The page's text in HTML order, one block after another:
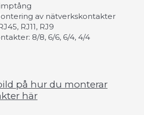
av nätverkskontakter
RJ11, RJ9
8/8, 6/6, 6/4, 4/4
på hur du monterar
här